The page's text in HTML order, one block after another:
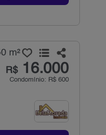
m²
R$16.000
Condomínio: R$ 600